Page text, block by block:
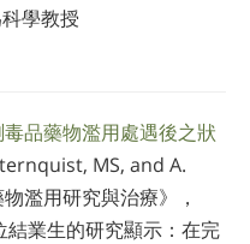
學教授
品藥物濫用處遇後之狀
MS, and A.
濫用研究與治療》，
業生的研究顯示：在完